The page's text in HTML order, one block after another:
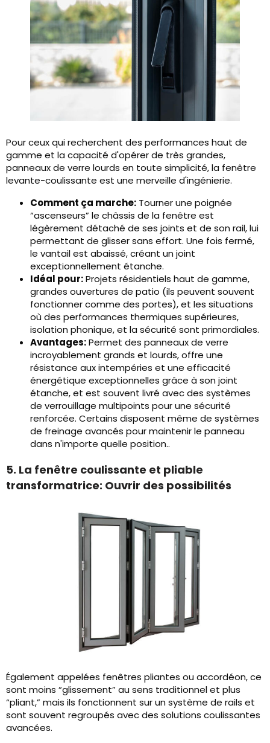
Pour ceux qui recherchent des performances haut de
gamme et la capacité d'opérer de très grandes,
panneaux de verre lourds en toute simplicité, la fenêtre
levante-coulissante est une merveille d'ingénierie.
Comment ça marche: Tourner une poignée
“ascenseurs” le châssis de la fenêtre est
légèrement détaché de ses joints et de son rail, lui
permettant de glisser sans effort. Une fois fermé,
le vantail est abaissé, créant un joint
exceptionnellement étanche.
Idéal pour:Projets résidentiels haut de gamme,
grandes ouvertures de patio (ils peuvent souvent
fonctionner comme des portes), et les situations
où des performances thermiques supérieures,
isolation phonique, et la sécurité sont primordiales.
Avantages:Permet des panneaux de verre
incroyablement grands et lourds, offre une
résistance aux intempéries et une efficacité
énergétique exceptionnelles grâce à son joint
étanche, et est souvent livré avec des systèmes
de verrouillage multipoints pour une sécurité
renforcée. Certains disposent même de systèmes
de freinage avancés pour maintenir le panneau
dans n'importe quelle position..
5. La fenêtre coulissante et pliable
transformatrice: Ouvrir des possibilités
Également appelées fenêtres pliantes ou accordéon, ce
sont moins “glissement” au sens traditionnel et plus
“pliant,” mais ils fonctionnent sur un système de rails et
sont souvent regroupés avec des solutions coulissantes
avancées.